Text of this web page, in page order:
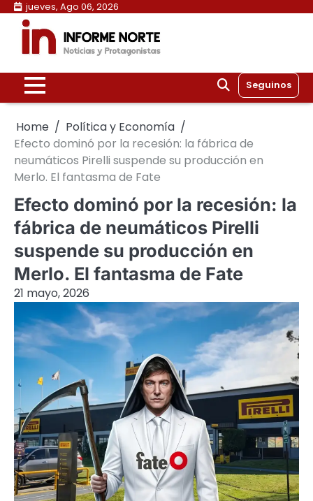
Skip
content
jueves, Ago 06, 2026
Seguinos
Home
Política y Economía
Efecto dominó por la recesión: la fábrica de
neumáticos Pirelli suspende su producción en
Merlo. El fantasma de Fate
Efecto dominó por la recesión: la
fábrica de neumáticos Pirelli
suspende su producción en
Merlo. El fantasma de Fate
21 mayo, 2026